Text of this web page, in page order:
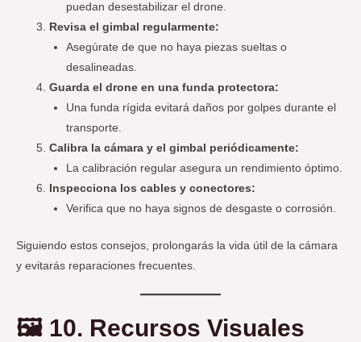
puedan desestabilizar el drone.
Revisa el gimbal regularmente:
Asegúrate de que no haya piezas sueltas o
desalineadas.
Guarda el drone en una funda protectora:
Una funda rígida evitará daños por golpes durante el
transporte.
Calibra la cámara y el gimbal periódicamente:
La calibración regular asegura un rendimiento óptimo.
Inspecciona los cables y conectores:
Verifica que no haya signos de desgaste o corrosión.
Siguiendo estos consejos, prolongarás la vida útil de la cámara
y evitarás reparaciones frecuentes.
🖼️ 10. Recursos Visuales